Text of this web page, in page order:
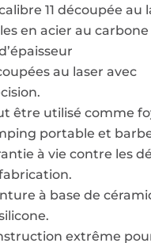
11 découpée au
en acier au carbone
au laser avec
être utilisé comme
portable et
à vie contre les
à base de
extrême